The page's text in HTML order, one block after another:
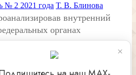
№ 2 2021 года Т. В. Блинова
внутренний
органах
пришла к выводу, что в его
серьезные перемены.
Счетной палаты
×